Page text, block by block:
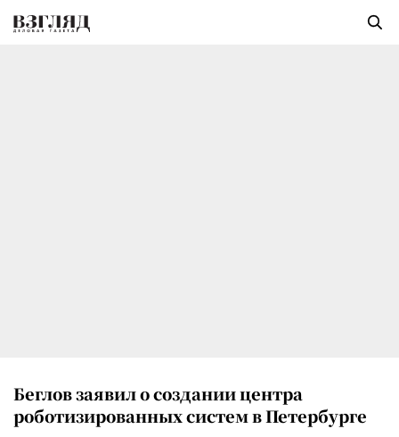
Беглов заявил о создании центра
роботизированных систем в Петербурге